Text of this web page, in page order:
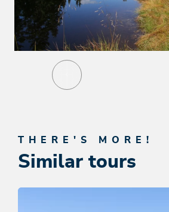
THERE'S MORE!
Similar tours